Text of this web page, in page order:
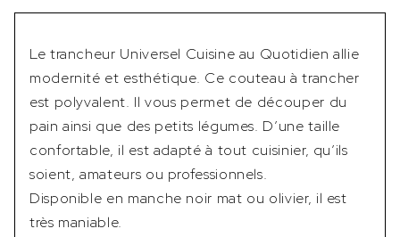
Le trancheur Universel Cuisine au Quotidien allie
modernité et esthétique. Ce couteau à trancher
est polyvalent. Il vous permet de découper du
pain ainsi que des petits légumes. D’une taille
confortable, il est adapté à tout cuisinier, qu’ils
soient, amateurs ou professionnels.
Disponible en manche noir mat ou olivier, il est
très maniable.